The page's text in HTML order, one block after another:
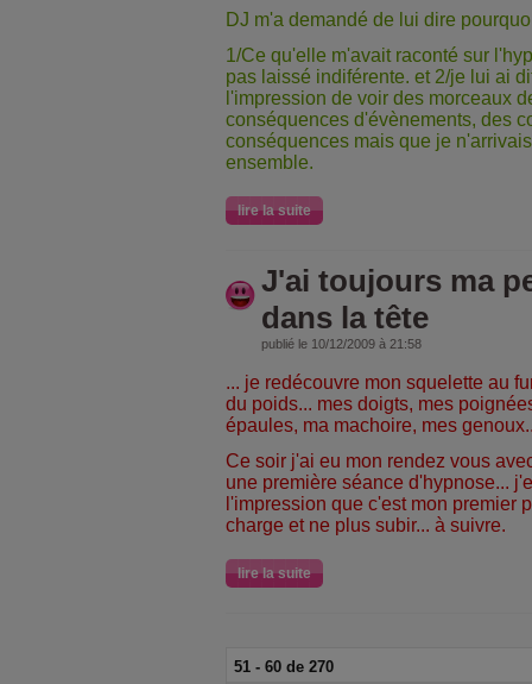
DJ m'a demandé de lui dire
1/Ce qu'elle m'avait raconté sur
pas laissé indiférente. et 2/je lui ai
l'impression de voir des morceaux
conséquences d'évènements, des
conséquences mais que je
ensemble.
lire la suite
J'ai toujours ma
dans la tête
publié le 10/12/2009 à 21:58
... je redécouvre mon squelette au
du poids... mes doigts, mes
épaules, ma machoire, mes
Ce soir j'ai eu mon rendez vous
une première séance d'hypnose...
l'impression que c'est mon premier
charge et ne plus subir... à suivre.
lire la suite
51 - 60 de 270